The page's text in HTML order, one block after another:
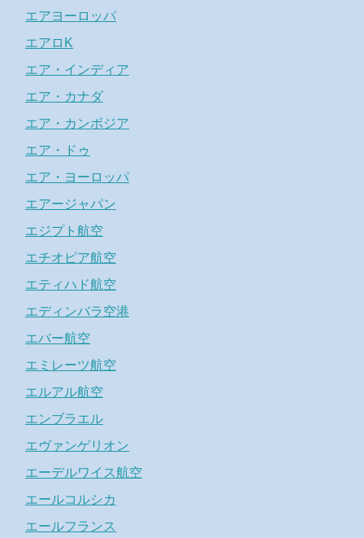
エアヨーロッパ
エアロK
エア・インディア
エア・カナダ
エア・カンボジア
エア・ドゥ
エア・ヨーロッパ
エアージャパン
エジプト航空
エチオピア航空
エティハド航空
エディンバラ空港
エバー航空
エミレーツ航空
エルアル航空
エンブラエル
エヴァンゲリオン
エーデルワイス航空
エールコルシカ
エールフランス